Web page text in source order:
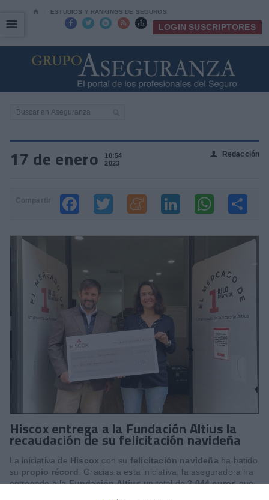
⌂ ESTUDIOS Y RANKINGS DE SEGUROS
     LOGIN SUSCRIPTORES
☰
☰
17 de enero
10:54
2023
👤 Redacción
Hiscox entrega a la Fundación Altius la
recaudación de su felicitación navideña
La iniciativa de Hiscox con su felicitación navideña ha batido
su propio récord
. Gracias a esta iniciativa, la aseguradora ha
entregado a laFundación Altiusun total de3.044 eurosque